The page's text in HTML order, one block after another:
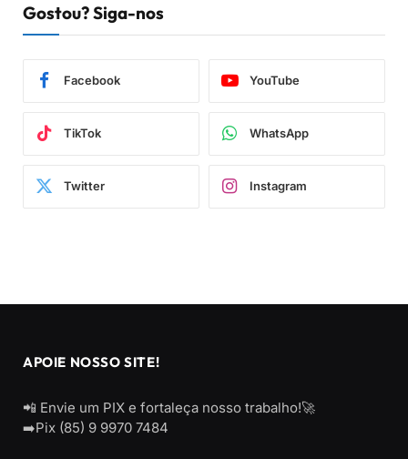
Gostou? Siga-nos
Facebook YouTube
TikTok WhatsApp
Twitter Instagram
APOIE NOSSO SITE!
📲 Envie um PIX e fortaleça nosso trabalho!🚀
➡️Pix (85) 9 9970 7484